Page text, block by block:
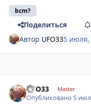
bcm?
Поделиться
Автор UFO335 июля,
UFO33 Master
Опубликовано 5